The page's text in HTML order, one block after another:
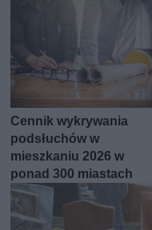
Cennik wykrywania
podsłuchów w
mieszkaniu 2026 w
ponad 300 miastach